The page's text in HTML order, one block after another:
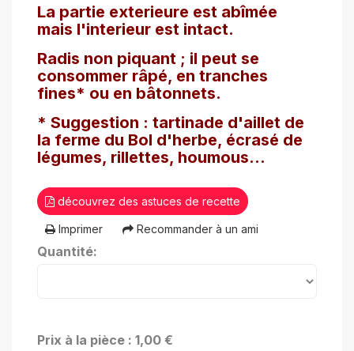
La partie exterieure est abîmée
mais l'interieur est intact.
Radis non piquant ; il peut se
consommer râpé, en tranches
fines* ou en bâtonnets.
* Suggestion : tartinade d'aillet de
la ferme du Bol d'herbe, écrasé de
légumes, rillettes, houmous...
découvrez des astuces de recette
Imprimer Recommander à un ami
Quantité:
Prix à la pièce : 1,00 €